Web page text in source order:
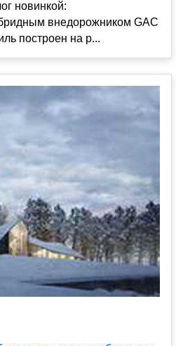
новинкой:
внедорожником GAC
построен на р...